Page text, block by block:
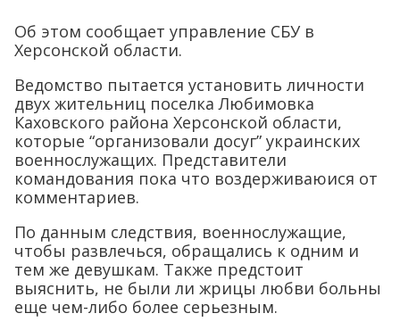
Об этом сообщает управление СБУ в
Херсонской области.
Ведомство пытается установить личности
двух жительниц поселка Любимовка
Каховского района Херсонской области,
которые “организовали досуг” украинских
военнослужащих. Представители
командования пока что воздерживаюися от
комментариев.
По данным следствия, военнослужащие,
чтобы развлечься, обращались к одним и
тем же девушкам. Также предстоит
выяснить, не были ли жрицы любви больны
еще чем-либо более серьезным.